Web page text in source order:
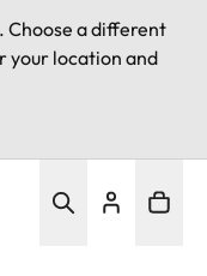
. Choose a different
your location and